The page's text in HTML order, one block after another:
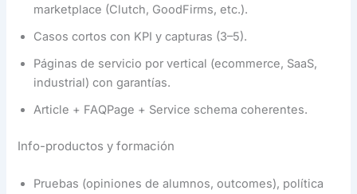
marketplace (Clutch, GoodFirms, etc.).
Casos cortos con KPI y capturas (3–5).
Páginas de servicio por vertical (ecommerce, SaaS,
industrial) con garantías.
Article + FAQPage + Service schema coherentes.
Info-productos y formación
Pruebas (opiniones de alumnos, outcomes), política